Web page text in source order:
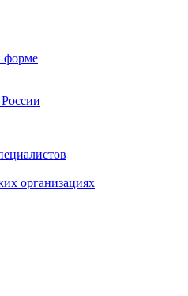
форме
организациях